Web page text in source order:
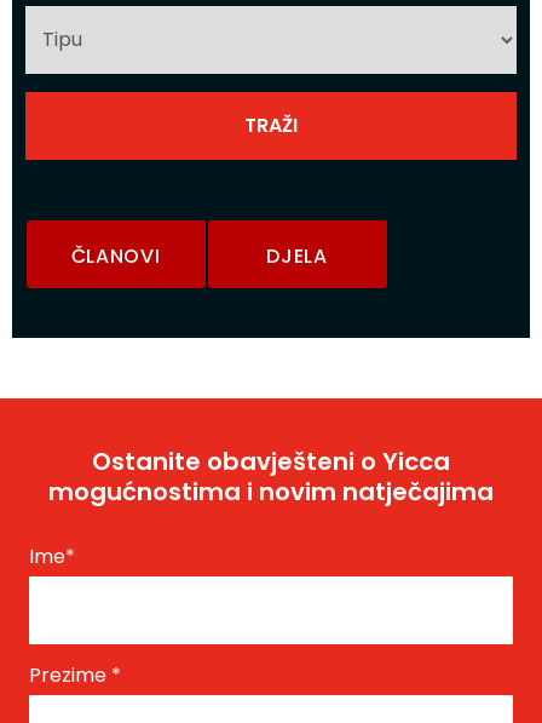
ČLANOVI DJELA
Ostanite obavješteni o Yicca
mogućnostima i novim natječajima
Ime*
Prezime *